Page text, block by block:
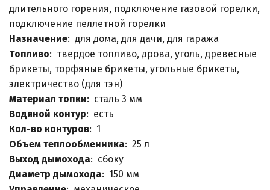
длительного горения, подключение газовой горелки,
подключение пеллетной горелки
Назначение: для дома, для дачи, для гаража
Топливо: твердое топливо, дрова, уголь, древесные
брикеты, торфяные брикеты, угольные брикеты,
электричество (для тэн)
Материал топки: сталь 3 мм
Водяной контур: есть
Кол-во контуров: 1
Объем теплообменника: 25 л
Выход дымохода: сбоку
Диаметр дымохода: 150 мм